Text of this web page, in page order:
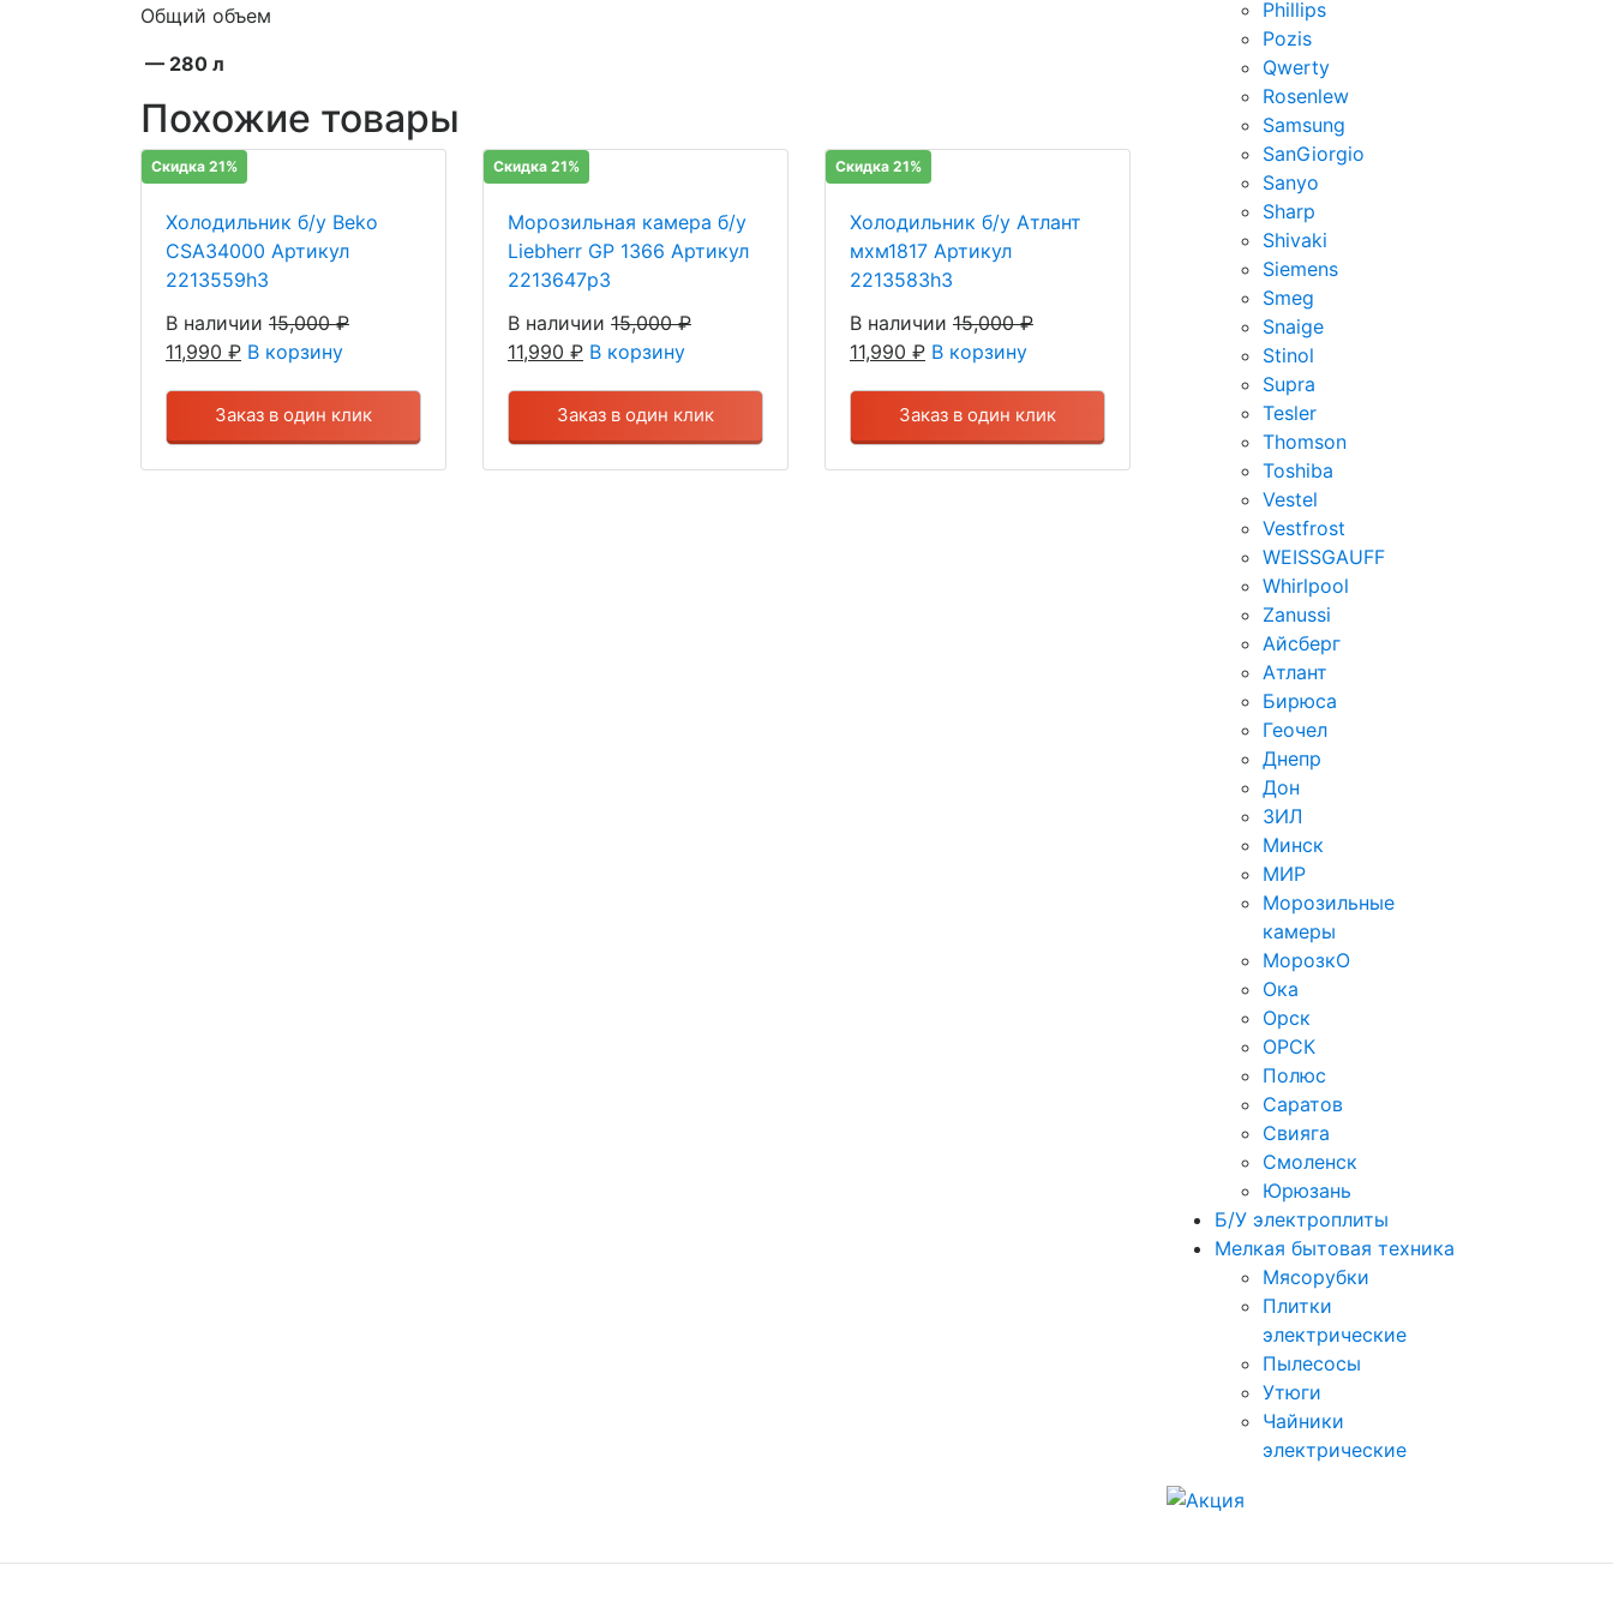
Общий объем
— 280 л
Похожие товары
Скидка 21%
Холодильник б/у Beko
CSA34000 Артикул
2213559h3
В наличии 15,000₽
11,990 ₽ В корзину
Заказ в один клик
Скидка 21%
Морозильная камера б/у
Liebherr GP 1366 Артикул
2213647р3
В наличии 15,000₽
11,990 ₽ В корзину
Заказ в один клик
Скидка 21%
Холодильник б/у Атлант
мхм1817 Артикул
2213583h3
В наличии 15,000₽
11,990 ₽ В корзину
Заказ в один клик
Phillips
Pozis
Qwerty
Rosenlew
Samsung
SanGiorgio
Sanyo
Sharp
Shivaki
Siemens
Smeg
Snaige
Stinol
Supra
Tesler
Thomson
Toshiba
Vestel
Vestfrost
WEISSGAUFF
Whirlpool
Zanussi
Айсберг
Атлант
Бирюса
Геочел
Днепр
Дон
ЗИЛ
Минск
МИР
Морозильные
камеры
МорозкО
Ока
Орск
ОРСК
Полюс
Саратов
Свияга
Смоленск
Юрюзань
Б/У электроплиты
Мелкая бытовая техника
Мясорубки
Плитки
электрические
Пылесосы
Утюги
Чайники
электрические